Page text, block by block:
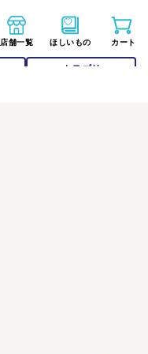
カテゴリー
店舗一覧 ほしいもの カート